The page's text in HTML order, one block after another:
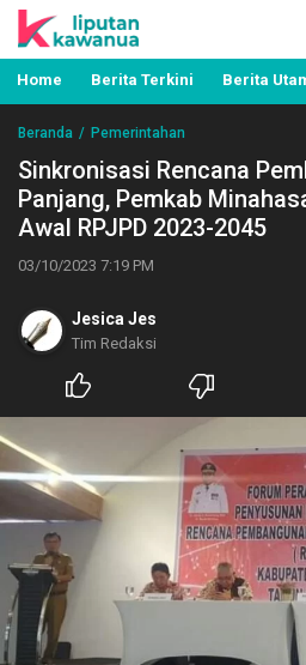
Liputan Kawanua
Berita Manado, Sulawesi
Pemerintahan, Hukum
Home Berita Terkini Berita
Beranda Pemerintahan
Sinkronisasi Rencana
Panjang, Pemkab
Awal RPJPD 2023-2045
03/10/2023 7:19 PM
Jesica Jes
Tim Redaksi